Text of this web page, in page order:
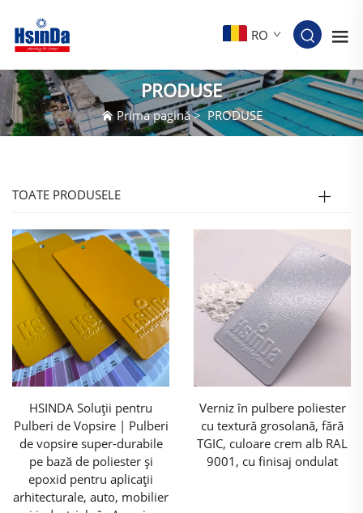
RO
PRODUSE
Prima pagină>PRODUSE
TOATE PRODUSELE
HSINDA Soluții pentru
Pulberi de Vopsire | Pulberi
de vopsire super-durabile
pe bază de poliester și
epoxid pentru aplicații
arhitecturale, auto, mobilier
Verniz în pulbere poliester
cu textură grosolană, fără
TGIC, culoare crem alb RAL
9001, cu finisaj ondulat